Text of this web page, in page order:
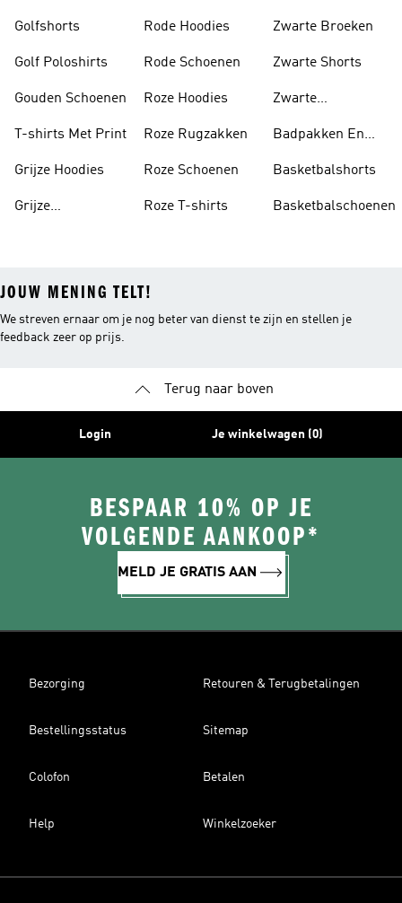
Golfshorts
Golf Poloshirts
Gouden Schoenen
T-shirts Met Print
Grijze Hoodies
Grijze
Rode Hoodies
Rode Schoenen
Roze Hoodies
Roze Rugzakken
Roze Schoenen
Roze T-shirts
Zwarte Broeken
Zwarte Shorts
Zwarte
Badpakken En
Basketbalshorts
Basketbalschoenen
JOUW MENING TELT!
We streven ernaar om je nog beter van dienst te zijn en stellen je
feedback zeer op prijs.
Terug naar boven
Login Je winkelwagen (0)
BESPAAR 10% OP JE
VOLGENDE AANKOOP*
MELD JE GRATIS AAN
Bezorging Retouren & Terugbetalingen
Bestellingsstatus Sitemap
Colofon Betalen
Help Winkelzoeker